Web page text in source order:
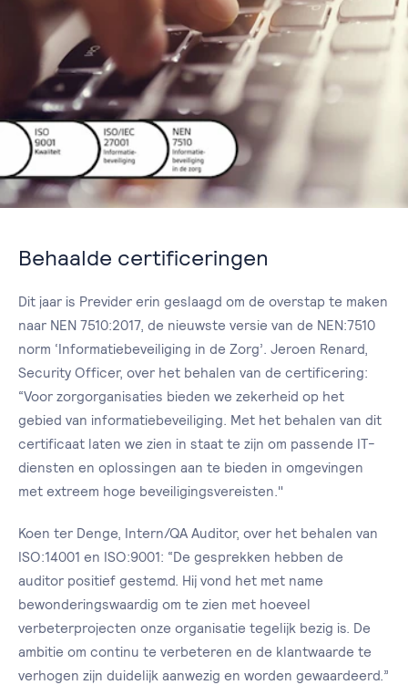
Behaalde certificeringen
Dit jaar is Previder erin geslaagd om de overstap te maken
naar NEN 7510:2017, de nieuwste versie van de NEN:7510
norm ‘Informatiebeveiliging in de Zorg’. Jeroen Renard,
Security Officer, over het behalen van de certificering:
“Voor zorgorganisaties bieden we zekerheid op het
gebied van informatiebeveiliging. Met het behalen van dit
certificaat laten we zien in staat te zijn om passende IT-
diensten en oplossingen aan te bieden in omgevingen
met extreem hoge beveiligingsvereisten."
Koen ter Denge, Intern/QA Auditor, over het behalen van
ISO:14001 en ISO:9001: “De gesprekken hebben de
auditor positief gestemd. Hij vond het met name
bewonderingswaardig om te zien met hoeveel
verbeterprojecten onze organisatie tegelijk bezig is. De
ambitie om continu te verbeteren en de klantwaarde te
verhogen zijn duidelijk aanwezig en worden gewaardeerd.”